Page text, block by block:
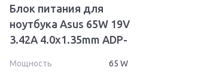
Блок питания для
ноутбука Asus 65W 19V
3.42A 4.0x1.35mm ADP-
Мощность
65 W